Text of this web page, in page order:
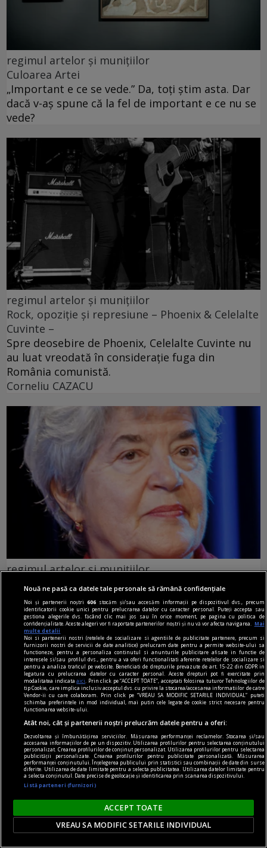
regimul artelor și munițiilor
Culoarea Artei
„Important e ce se vede.” Da, toți știm asta. Dar
dacă v-aș spune că la fel de important e ce nu se
vede?
regimul artelor și munițiilor
Rock, opoziție și represiune – Phoenix & Celelalte
Cuvinte –
Spre deosebire de Phoenix, Celelalte Cuvinte nu
au luat vreodată în considerație fuga din
România comunistă.
Corneliu CAZACU
regimul artelor şi muniţiilor
„Am dorit ca această expoziție să creeze emoții” –
interviu cu Doina LEMNY, doctor în istoria artei,
curatoarea expoziției Brâncuși de la Timișoara
„Artistul te dirijează fără cuvinte spre esența
operei.”
Anda DOCEA
regimul artelor şi muniţiilor
Nouă ne pasă ca datele tale personale să rămână confidențiale
Noi și partenerii noștri606 stocăm și/sau accesăm informații pe dispozitivul dvs., precum
identificatorii cookie unici pentru prelucrarea datelor cu caracter personal. Puteți accepta sau
gestiona alegerile dvs. făcând clic mai jos sau în orice moment, pe pagina cu politica de
confidențialitate. Aceste alegeri vor fi raportate partenerilor noștri și nu vă vor afecta navigarea.
Mai
multe detalii
Noi si partenerii nostri (retelele de socializare si agentiile de publicitate partenere, precum si
furnizorii nostri de servicii de date analitice) prelucram date pentru a permite website-ului sa
functioneze, pentru a personaliza continutul si anunturile publicitare afisate in functie de
interesele si/sau profilul dvs., pentru a va oferi functionalitati aferente retelelor de socializare si
pentru a analiza traficul pe website. Beneficiati de drepturile prevazute de art. 15-22 din GDPR in
legatura cu prelucrarea datelor cu caracter personal. Aceste drepturi pot fi exercitate prin
modalitatea indicataaici
. Prin click pe “ACCEPT TOATE”, acceptati folosirea tuturor Tehnologiilor de
tip Cookie, care implica inclusiv acceptul dvs. cu privire la stocarea/accesarea informatiilor de catre
Vendor-ii cu care colaboram. Prin click pe “VREAU SA MODIFIC SETARILE INDIVIDUAL” puteti
schimba preferintele in mod individual, mai putin cele legate de cookie strict necesare pentru
functionarea website-ului.
Atât noi, cât și partenerii noștri prelucrăm datele pentru a oferi:
Dezvoltarea și îmbunătățirea serviciilor. Măsurarea performanței reclamelor. Stocarea și/sau
accesarea informațiilor de pe un dispozitiv. Utilizarea profilurilor pentru selectarea conținutului
personalizat. Crearea profilurilor de conținut personalizat. Utilizarea profilurilor pentru selectarea
publicității personalizate. Crearea profilurilor pentru publicitate personalizată. Măsurarea
performanței conținutului. Înțelegerea publicului prin statistici sau combinații de date din surse
diferite. Utilizarea de date limitate pentru a selecta publicitatea. Utilizarea datelor limitate pentru
a selecta conținutul. Date precise de geolocație și identificarea prin scanarea dispozitivului.
Listă parteneri (furnizori)
ACCEPT TOATE
VREAU SA MODIFIC SETARILE INDIVIDUAL